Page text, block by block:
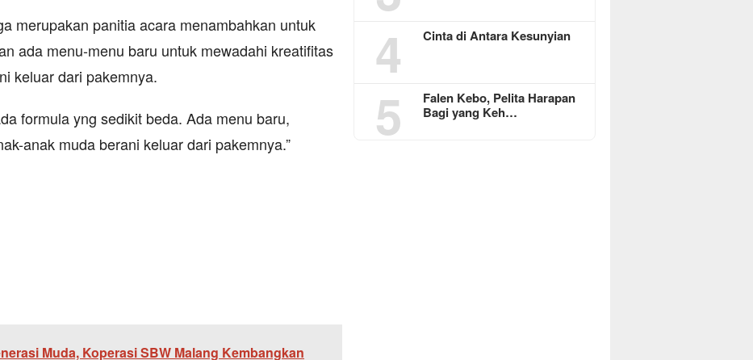
merupakan panitia acara menambahkan untuk
ada menu-menu baru untuk mewadahi kreatifitas
keluar dari pakemnya.
formula yng sedikit beda. Ada menu baru,
anak muda berani keluar dari pakemnya.”
Muda, Koperasi SBW Malang Kembangkan
4 Cinta di Antara Kesunyian
5
Falen Kebo, Pelita Harapan
Bagi yang Keh…